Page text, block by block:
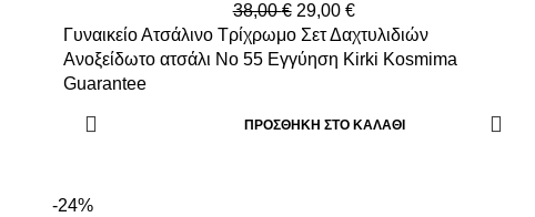
38,00€ 29,00 €
Γυναικείο Ατσάλινο Τρίχρωμο Σετ Δαχτυλιδιών
Ανοξείδωτο ατσάλι Νο 55 Εγγύηση Kirki Kosmima
Guarantee
ΠΡΟΣΘΉΚΗ ΣΤΟ ΚΑΛΆΘΙ
-24%